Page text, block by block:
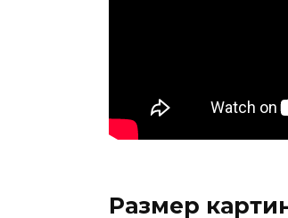
Размер